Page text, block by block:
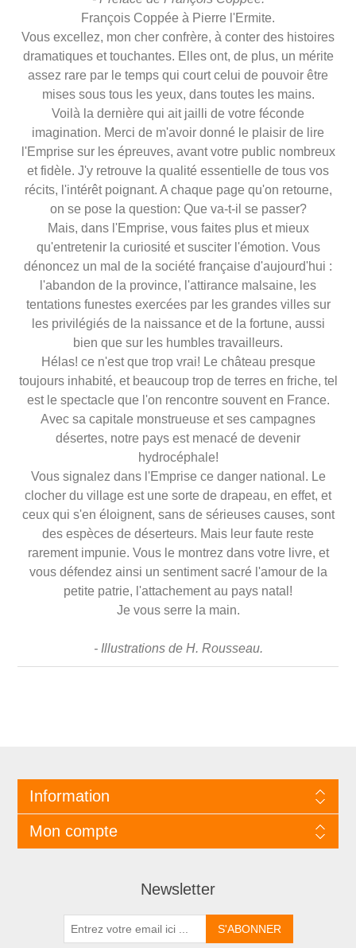
François Coppée à Pierre l'Ermite.
Vous excellez, mon cher confrère, à conter des histoires
dramatiques et touchantes. Elles ont, de plus, un mérite
assez rare par le temps qui court celui de pouvoir être
mises sous tous les yeux, dans toutes les mains.
Voilà la dernière qui ait jailli de votre féconde
imagination. Merci de m'avoir donné le plaisir de lire
l'Emprise sur les épreuves, avant votre public nombreux
et fidèle. J'y retrouve la qualité essentielle de tous vos
récits, l'intérêt poignant. A chaque page qu'on retourne,
on se pose la question: Que va-t-il se passer?
Mais, dans l'Emprise, vous faites plus et mieux
qu'entretenir la curiosité et susciter l'émotion. Vous
dénoncez un mal de la société française d'aujourd'hui :
l'abandon de la province, l'attirance malsaine, les
tentations funestes exercées par les grandes villes sur
les privilégiés de la naissance et de la fortune, aussi
bien que sur les humbles travailleurs.
Hélas! ce n'est que trop vrai! Le château presque
toujours inhabité, et beaucoup trop de terres en friche, tel
est le spectacle que l'on rencontre souvent en France.
Avec sa capitale monstrueuse et ses campagnes
désertes, notre pays est menacé de devenir
hydrocéphale!
Vous signalez dans l'Emprise ce danger national. Le
clocher du village est une sorte de drapeau, en effet, et
ceux qui s'en éloignent, sans de sérieuses causes, sont
des espèces de déserteurs. Mais leur faute reste
rarement impunie. Vous le montrez dans votre livre, et
vous défendez ainsi un sentiment sacré l'amour de la
petite patrie, l'attachement au pays natal!
Je vous serre la main.
- Illustrations de H. Rousseau.
Information
Mon compte
Newsletter